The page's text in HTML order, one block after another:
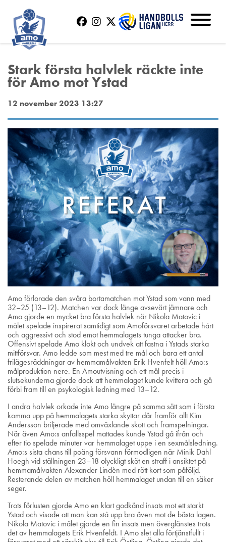
Stark första halvlek räckte inte
för Amo mot Ystad
12 november 2023 13:27
Amo förlorade den svåra bortamatchen mot Ystad som vann med
32–25 (13–12). Matchen var dock länge avsevärt jämnare och
Amo gjorde en mycket bra första halvlek när Nikola Matovic i
målet spelade inspirerat samtidigt som Amoförsvaret arbetade hårt
och aggressivt och stod emot hemmalagets tunga attacker bra.
Offensivt spelade Amo klokt och undvek att fastna i Ystads starka
mittförsvar. Amo ledde som mest med tre mål och bara ett antal
frilägesräddningar av hemmamålvakten Erik Hvenfelt höll Amo:s
målproduktion nere. En Amoutvisning och ett mål precis i
slutsekunderna gjorde dock att hemmalaget kunde kvittera och gå
förbi fram till en psykologisk ledning med 13–12.
I andra halvlek orkade inte Amo längre på samma sätt som i första
komma upp på hemmalagets starka skyttar där framför allt Kim
Andersson briljerade med omväxlande skott och framspelningar.
När även Amo:s anfallsspel mattades kunde Ystad gå ifrån och
efter tio spelade minuter var hemmalaget uppe i en sexmålsledning.
Amo:s sista chans till poäng försvann förmodligen när Minik Dahl
Hoegh vid ställningen 23–18 olyckligt sköt en straff i ansiktet på
hemmamålvakten Alexander Lindèn med rött kort som påföljd.
Resterande delen av matchen höll hemmalaget undan till en säker
seger.
Trots förlusten gjorde Amo en klart godkänd insats mot ett starkt
Ystad och visade att man kan stå upp bra även mot de bästa lagen.
Nikola Matovic i målet gjorde en fin insats men överglänstes trots
det av hemmalagets Erik Hvenfeldt. I Amo slet alla förtjänstfullt i